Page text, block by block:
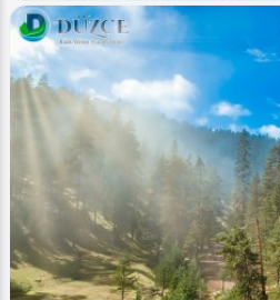
Image
Kürek Sörfü (Paddle
Ahmet Bozdemir